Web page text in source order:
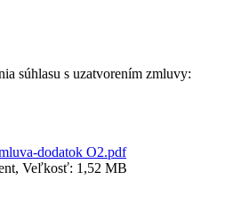
súhlasu s uzatvorením zmluvy:
dodatok O2.pdf
Veľkosť: 1,52 MB